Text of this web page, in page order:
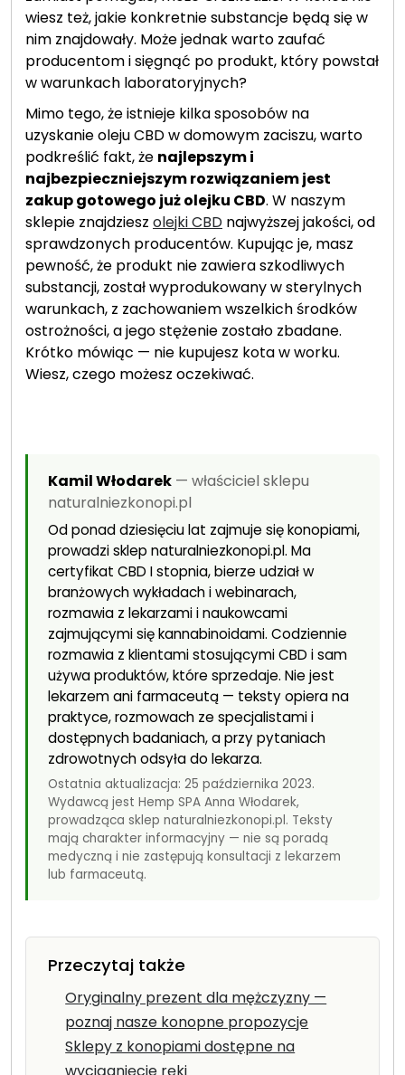
wiesz też, jakie konkretnie substancje będą się w
nim znajdowały. Może jednak warto zaufać
producentom i sięgnąć po produkt, który powstał
w warunkach laboratoryjnych?
Mimo tego, że istnieje kilka sposobów na
uzyskanie oleju CBD w domowym zaciszu, warto
podkreślić fakt, że najlepszym i
najbezpieczniejszym rozwiązaniem jest
zakup gotowego już olejku CBD. W naszym
sklepie znajdziesz olejki CBD najwyższej jakości, od
sprawdzonych producentów. Kupując je, masz
pewność, że produkt nie zawiera szkodliwych
substancji, został wyprodukowany w sterylnych
warunkach, z zachowaniem wszelkich środków
ostrożności, a jego stężenie zostało zbadane.
Krótko mówiąc — nie kupujesz kota w worku.
Wiesz, czego możesz oczekiwać.
Kamil Włodarek — właściciel sklepu
naturalniezkonopi.pl
Od ponad dziesięciu lat zajmuje się konopiami,
prowadzi sklep naturalniezkonopi.pl. Ma
certyfikat CBD I stopnia, bierze udział w
branżowych wykładach i webinarach,
rozmawia z lekarzami i naukowcami
zajmującymi się kannabinoidami. Codziennie
rozmawia z klientami stosującymi CBD i sam
używa produktów, które sprzedaje. Nie jest
lekarzem ani farmaceutą — teksty opiera na
praktyce, rozmowach ze specjalistami i
dostępnych badaniach, a przy pytaniach
zdrowotnych odsyła do lekarza.
Ostatnia aktualizacja: 25 października 2023.
Wydawcą jest Hemp SPA Anna Włodarek,
prowadząca sklep naturalniezkonopi.pl. Teksty
mają charakter informacyjny — nie są poradą
medyczną i nie zastępują konsultacji z lekarzem
lub farmaceutą.
Przeczytaj także
Oryginalny prezent dla mężczyzny —
poznaj nasze konopne propozycje
Sklepy z konopiami dostępne na
wyciągnięcie ręki